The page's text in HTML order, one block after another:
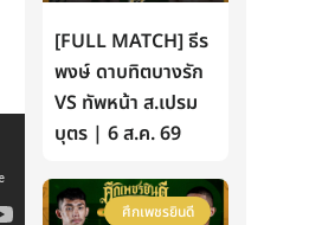
[FULL MATCH] ธีร
พงษ์ ดาบทิตบางรัก
VS ทัพหน้า ส.เปรม
บุตร | 6 ส.ค. 69
ศึกเพชรยินดี